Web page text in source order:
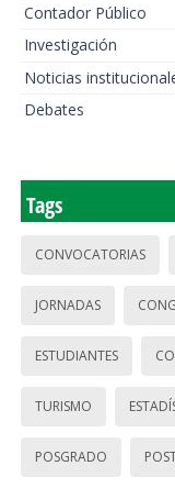
Contador Público
Investigación
Noticias
Debates
Tags
CONVOCATORIAS
JORNADAS
ESTUDIANTES
TURISMO
POSGRADO